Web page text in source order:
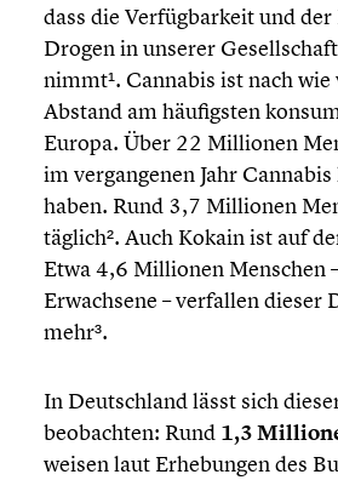
dass die Verfüg­bar­keit und
Drogen in unserer
nimmt¹. Cannabis ist nach
Abstand am häufigs­ten
Europa. Über 22 Millionen
im vergan­ge­nen Jahr
haben. Rund 3,7 Millionen
täglich². Auch Kokain ist auf
Etwa 4,6 Millionen Menschen
Erwach­sene – verfallen dieser
mehr³.
In Deutsch­land lässt sich
beobach­ten: Rund 1,3
weisen laut Erhebun­gen des